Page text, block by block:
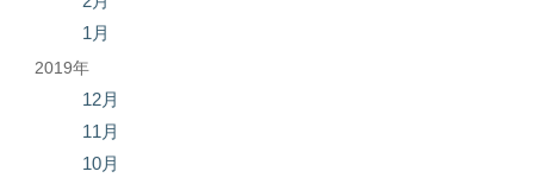
1月
2019年
12月
11月
10月